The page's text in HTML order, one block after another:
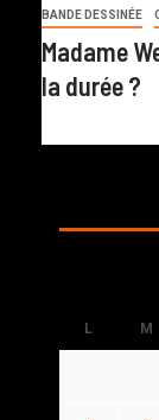
BANDE DESSINÉE
Madame
la durée ?
L M